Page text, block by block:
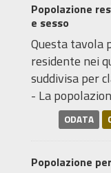
Popolazione
e sesso
Questa tavola
residente nei
suddivisa per
- La
ODATA
Popolazione